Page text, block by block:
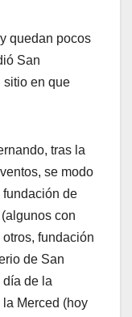
quedan pocos
San
sitio en que
tras la
se modo
de
con
fundación
de San
de la
Merced (hoy